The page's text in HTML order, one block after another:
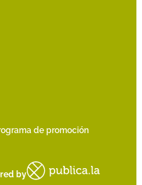
de promoción
by